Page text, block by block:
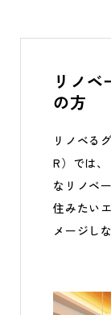
リノベ
の方
リノベる
R）では
なリノベ
住みたい
メージし